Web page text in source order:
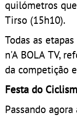
quilómetros
Tirso (15h10).
Todas as
n'A BOLA TV,
da competição
Festa do
Passando